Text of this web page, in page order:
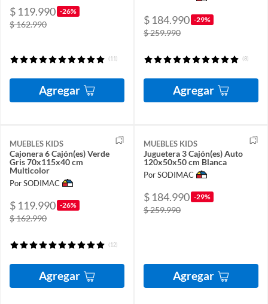
$ 119.990 -26%
$ 162.990
(11)
Agregar
$ 184.990 -29%
$ 259.990
(8)
Agregar
MUEBLES KIDS
Cajonera 6 Cajón(es) Verde
Gris 70x115x40 cm
Multicolor
Por SODIMAC
$ 119.990 -26%
$ 162.990
(12)
Agregar
MUEBLES KIDS
Juguetera 3 Cajón(es) Auto
120x50x50 cm Blanca
Por SODIMAC
$ 184.990 -29%
$ 259.990
Agregar